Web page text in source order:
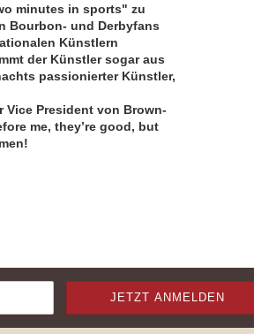
minutes in sports" zu
Bourbon- und Derbyfans
Künstlern
der Künstler sogar aus
passionierter Künstler,
Vice President von Brown-
me, they’re good, but